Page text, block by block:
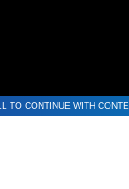
TO CONTINUE WITH